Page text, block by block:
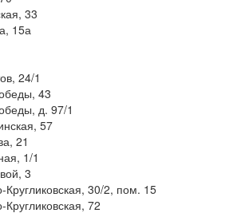
33
15а
24/1
43
д. 97/1
57
21
1/1
3
Кругликовская, 30/2, пом. 15
Кругликовская, 72